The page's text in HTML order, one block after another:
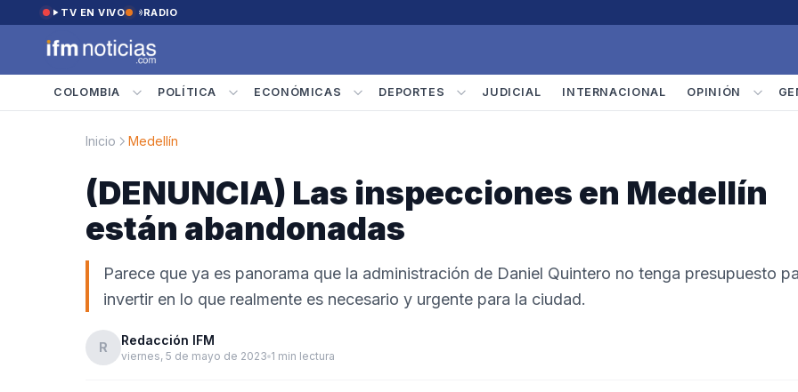
Saltar al contenido
TV EN VIVO RADIO
COLOMBIA POLÍTICA ECONÓMICAS DEPORTES JUDICIAL INTERNACIONAL OPINIÓN
Inicio Medellín
(DENUNCIA) Las inspecciones en Medellín
están abandonadas
Parece que ya es panorama que la administración de Daniel Quintero no tenga presupuesto
invertir en lo que realmente es necesario y urgente para la ciudad.
R Redacción IFM
viernes, 5 de mayo de 2023 1 min lectura